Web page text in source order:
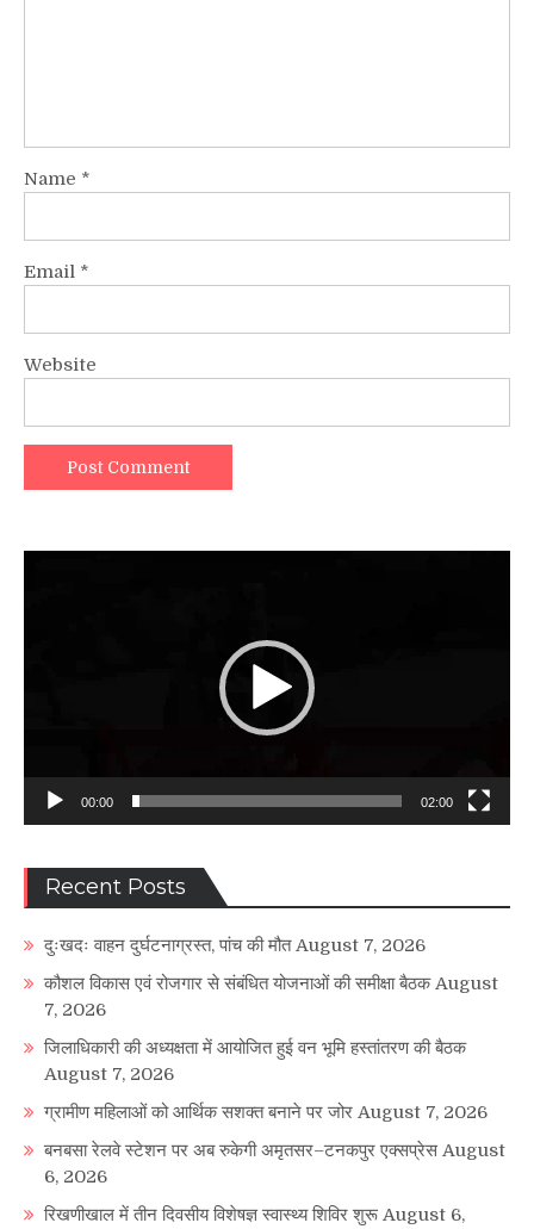
Name *
Email *
Website
00:00 02:00
Recent Posts
दुःखदः वाहन दुर्घटनाग्रस्त, पांच की मौत August 7, 2026
कौशल विकास एवं रोजगार से संबंधित योजनाओं की समीक्षा बैठक August
7, 2026
जिलाधिकारी की अध्यक्षता में आयोजित हुई वन भूमि हस्तांतरण की बैठक
August 7, 2026
ग्रामीण महिलाओं को आर्थिक सशक्त बनाने पर जोर August 7, 2026
बनबसा रेलवे स्टेशन पर अब रुकेगी अमृतसर–टनकपुर एक्सप्रेस August
6, 2026
रिखणीखाल में तीन दिवसीय विशेषज्ञ स्वास्थ्य शिविर शुरू August 6,